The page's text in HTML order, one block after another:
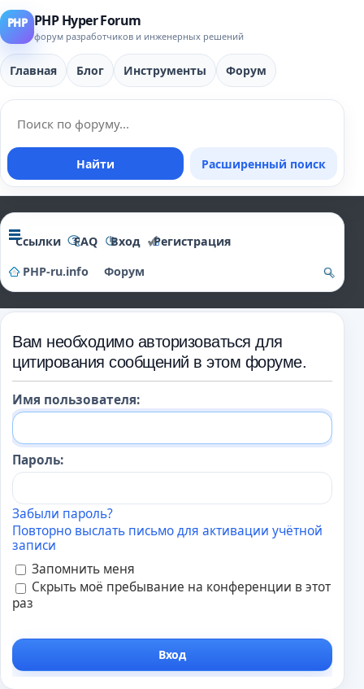
PHP Hyper Forum
форум разработчиков и инженерных решений
Главная Блог Инструменты Форум
Найти Расширенный поиск
Ссылки FAQ Вход
Регистрация
PHP-ru.info
Форум
Вам необходимо авторизоваться для
цитирования сообщений в этом форуме.
Имя пользователя:
Пароль:
Забыли пароль?
Повторно выслать письмо для активации учётной
записи
Запомнить меня
Скрыть моё пребывание на конференции в этот
раз